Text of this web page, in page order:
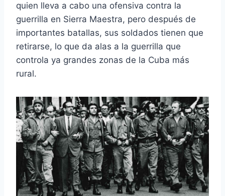
quien lleva a cabo una ofensiva contra la
guerrilla en Sierra Maestra, pero después de
importantes batallas, sus soldados tienen que
retirarse, lo que da alas a la guerrilla que
controla ya grandes zonas de la Cuba más
rural.